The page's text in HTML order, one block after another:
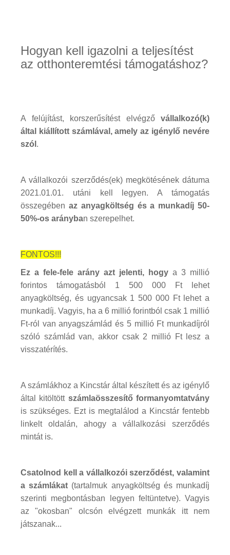
Hogyan kell igazolni a teljesítést
az otthonteremtési támogatáshoz?
A felújítást, korszerűsítést elvégző vállalkozó(k)
által kiállított számlával, amely az igénylő nevére
szól .
A vállalkozói szerződés(ek) megkötésének dátuma
2021.01.01. utáni kell legyen. A támogatás
összegében az anyagköltség és a munkadíj 50-
50%-os arányban szerepelhet.
FONTOS!!!
Ez a fele-fele arány azt jelenti, hogy a 3 millió
forintos támogatásból 1 500 000 Ft lehet
anyagköltség, és ugyancsak 1 500 000 Ft lehet a
munkadíj. Vagyis, ha a 6 millió forintból csak 1 millió
Ft-ról van anyagszámlád és 5 millió Ft munkadíjról
szóló számlád van, akkor csak 2 millió Ft lesz a
visszatérítés.
A számlákhoz a Kincstár által készített és az igénylő
által kitöltött számlaösszesítő formanyomtatvány
is szükséges. Ezt is megtalálod a Kincstár fentebb
linkelt oldalán, ahogy a vállalkozási szerződés
mintát is.
Csatolnod kell a vállalkozói szerződést, valamint
a számlákat (tartalmuk anyagköltség és munkadíj
szerinti megbontásban legyen feltüntetve). Vagyis
az "okosban" olcsón elvégzett munkák itt nem
játszanak...